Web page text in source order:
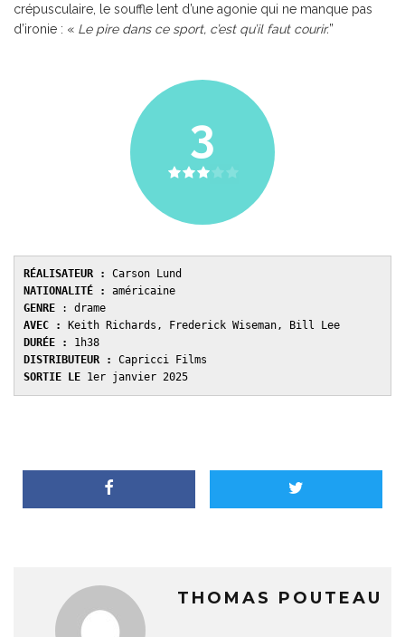
crépusculaire, le souffle lent d’une agonie qui ne manque pas
d’ironie : « Le pire dans ce sport, c’est qu’il faut courir.”
3
RÉALISATEUR :
NATIONALITÉ :
GENRE
AVEC :
DURÉE :
DISTRIBUTEUR :
SORTIE LE 1er janvier 2025
THOMAS POUTEAU